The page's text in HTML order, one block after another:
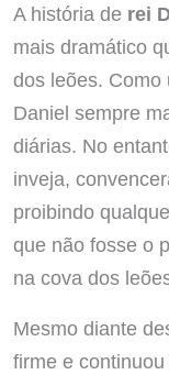
A história de rei
mais dramático
dos leões. Como
Daniel sempre
diárias. No
inveja,
proibindo
que não fosse o
na cova dos
Mesmo diante
firme e